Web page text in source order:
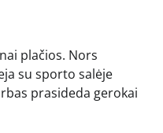
plačios. Nors
su sporto salėje
prasideda gerokai